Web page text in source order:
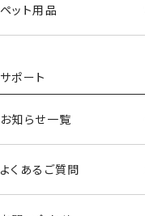
ペット用品
サポート
お知らせ一覧
よくあるご質問